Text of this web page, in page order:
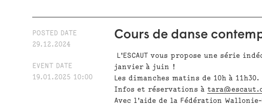
POSTED DATE
29.12.2024
EVENT DATE
19.01.2025 10:00
Cours de danse
L'ESCAUT vous propose une série
janvier à juin !
Les dimanches matins de 10h à 11h30.
Infos et réservations à
Avec l'aide de la Fédération